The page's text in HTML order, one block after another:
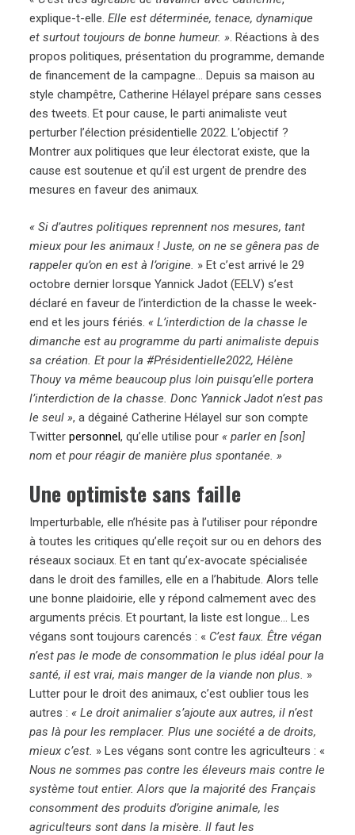
explique-t-elle. Elle est déterminée, tenace, dynamique
et surtout toujours de bonne humeur. ». Réactions à des
propos politiques, présentation du programme, demande
de financement de la campagne… Depuis sa maison au
style champêtre, Catherine Hélayel prépare sans cesses
des tweets. Et pour cause, le parti animaliste veut
perturber l’élection présidentielle 2022. L’objectif ?
Montrer aux politiques que leur électorat existe, que la
cause est soutenue et qu’il est urgent de prendre des
mesures en faveur des animaux.
« Si d’autres politiques reprennent nos mesures, tant
mieux pour les animaux ! Juste, on ne se gênera pas de
rappeler qu’on en est à l’origine. » Et c’est arrivé le 29
octobre dernier lorsque Yannick Jadot (EELV) s’est
déclaré en faveur de l’interdiction de la chasse le week-
end et les jours fériés.« L’interdiction de la chasse le
dimanche est au programme du parti animaliste depuis
sa création. Et pour la #Présidentielle2022, Hélène
Thouy va même beaucoup plus loin puisqu’elle portera
l’interdiction de la chasse. Donc Yannick Jadot n’est pas
le seul », a dégainé Catherine Hélayel sur son compte
Twitterpersonnel, qu’elle utilise pour« parler en [son]
nom et pour réagir de manière plus spontanée. »
Une optimiste sans faille
Imperturbable, elle n’hésite pas à l’utiliser pour répondre
à toutes les critiques qu’elle reçoit sur ou en dehors des
réseaux sociaux. Et en tant qu’ex-avocate spécialisée
dans le droit des familles, elle en a l’habitude. Alors telle
une bonne plaidoirie, elle y répond calmement avec des
arguments précis. Et pourtant, la liste est longue… Les
végans sont toujours carencés : « C’est faux. Être végan
n’est pas le mode de consommation le plus idéal pour la
santé, il est vrai, mais manger de la viande non plus. »
Lutter pour le droit des animaux, c’est oublier tous les
autres :« Le droit animalier s’ajoute aux autres, il n’est
pas là pour les remplacer. Plus une société a de droits,
mieux c’est. » Les végans sont contre les agriculteurs : «
Nous ne sommes pas contre les éleveurs mais contre le
système tout entier. Alors que la majorité des Français
consomment des produits d’origine animale, les
agriculteurs sont dans la misère. Il faut les